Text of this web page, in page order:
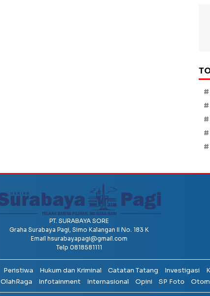
PT. SURABAYA SORE
Graha Surabaya Pagi, Simo Kalangan II No. 183 K
Email hsurabayapagi@gmail.com
Telp 0818581111
Peristiwa Hukum dan Kriminal Catatan Tatang Investigasi
OlahRaga Infotainment Internasional Opini SP Foto